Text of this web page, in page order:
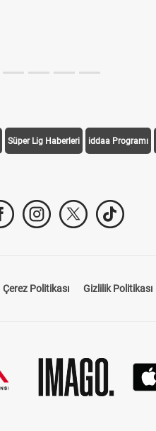
Süper Lig Haberleri iddaa Programı
Çerez Politikası Gizlilik Politikası